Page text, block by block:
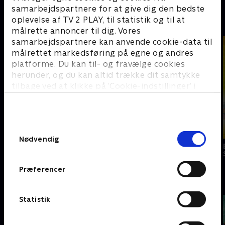
samarbejdspartnere for at give dig den bedste
oplevelse af TV 2 PLAY, til statistik og til at
målrette annoncer til dig. Vores
samarbejdspartnere kan anvende cookie-data til
målrettet markedsføring på egne og andres
platforme. Du kan til- og fravælge cookies
herunder, og du kan altid trække dit samtykke
tilbage ved at klikke på ’Cookie-indstillinger’ i
Nødvendig
Præferencer
Statistik
B
Bennys badekar